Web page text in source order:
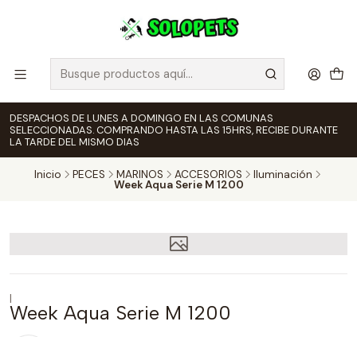
DESPACHOS DE LUNES A DOMINGO EN LAS COMUNAS
SELECCIONADAS. COMPRANDO HASTA LAS 15HRS, RECIBE DURANTE
LA TARDE DEL MISMO DIAS
Inicio PECES MARINOS ACCESORIOS Iluminación
Week Aqua Serie M 1200
|
Week Aqua Serie M 1200